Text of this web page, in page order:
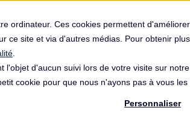
ordinateur. Ces cookies permettent
ce site et via d'autres médias. Pour obtenir
l'objet d'aucun suivi lors de votre visite sur
cookie pour que nous n'ayons pas à vous les
Personnaliser
Produits Solutions